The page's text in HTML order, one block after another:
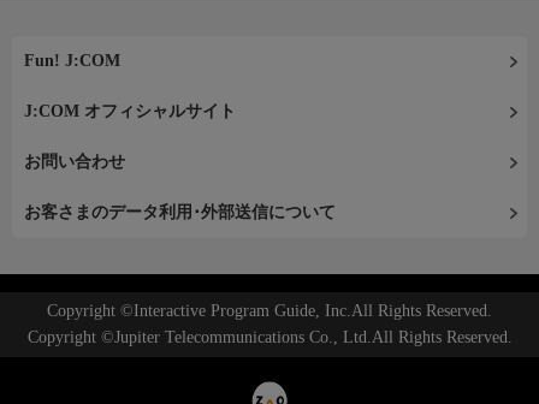
Fun! J:COM
J:COM オフィシャルサイト
お問い合わせ
お客さまのデータ利用･外部送信について
Copyright ©Interactive Program Guide, Inc.All Rights Reserved.
Copyright ©Jupiter Telecommunications Co., Ltd.All Rights Reserved.